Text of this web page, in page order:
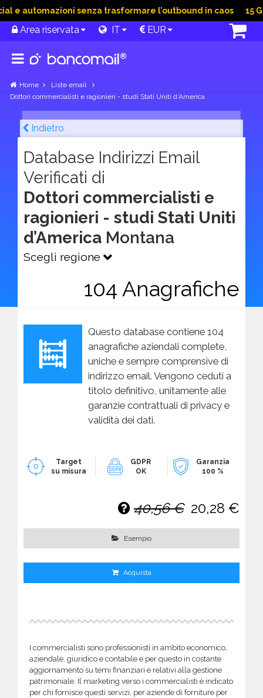
automazioni senza trasformare l’outbound in caos 15 Giu
Area riservata IT EUR
Home
Liste email
Dottori commercialisti e ragionieri - studi Stati Uniti d’America
Indietro
Database Indirizzi Email
Verificati di
Dottori commercialisti e
ragionieri - studi Stati Uniti
d’America Montana
Scegli regione
104 Anagrafiche
Questo database contiene 104
anagrafiche aziendali complete,
uniche e sempre comprensive di
indirizzo email. Vengono ceduti a
titolo definitivo, unitamente alle
garanzie contrattuali di privacy e
validità dei dati.
Target
su misura
GDPR
OK
Garanzia
100 %
40,56 € 20,28 €
Esempio
Acquista
I commercialisti sono professionisti in ambito economico,
aziendale, giuridico e contabile e per questo in costante
aggiornamento su temi finanziari e relativi alla gestione
patrimoniale. Il marketing verso i commercialisti è indicato
per chi fornisce questi servizi, per aziende di forniture per